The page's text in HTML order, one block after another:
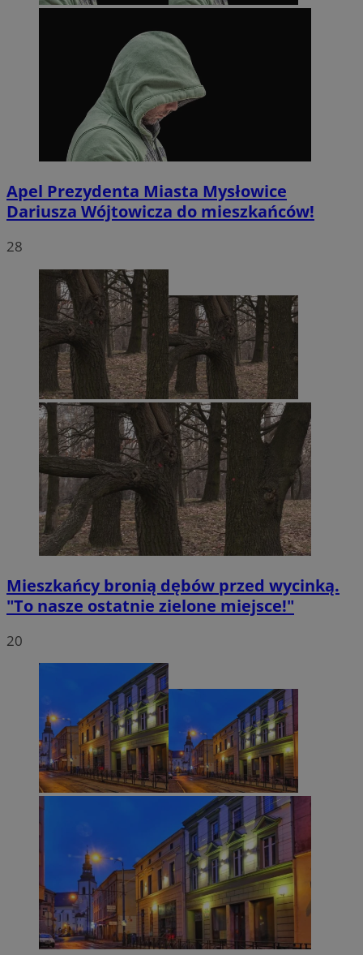
Apel Prezydenta Miasta Mysłowice
Dariusza Wójtowicza do mieszkańców!
28
Mieszkańcy bronią dębów przed wycinką.
"To nasze ostatnie zielone miejsce!"
20